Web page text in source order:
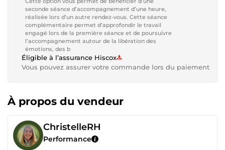
seconde séance d’accompagnement d’une heure,
réalisée lors d’un autre rendez-vous. Cette séance
complémentaire permet d’approfondir le travail
engagé lors de la première séance et de poursuivre
l’accompagnement autour de la libération des
émotions, des b
Éligible à l’assurance Hiscox
Vous pouvez assurer votre commande lors du paiement
À propos du vendeur
ChristelleRH
Performance